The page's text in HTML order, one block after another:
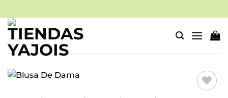
al
contenido